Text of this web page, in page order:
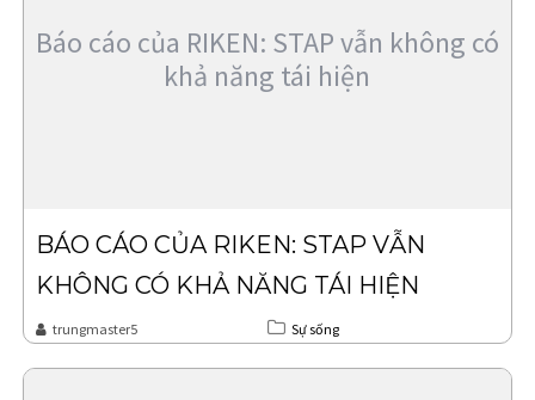
Báo cáo của RIKEN: STAP vẫn không có
khả năng tái hiện
BÁO CÁO CỦA RIKEN: STAP VẪN
KHÔNG CÓ KHẢ NĂNG TÁI HIỆN
trungmaster5 Sự sống